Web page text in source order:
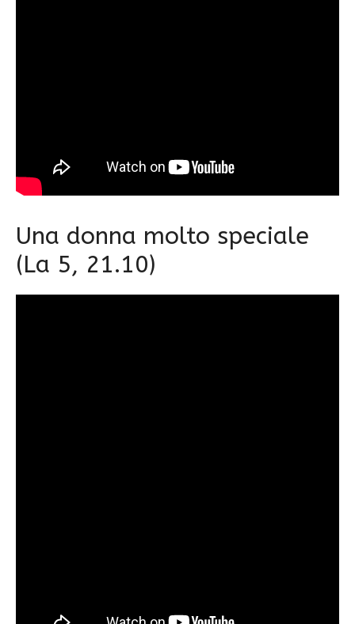
Una donna molto speciale
(La 5, 21.10)